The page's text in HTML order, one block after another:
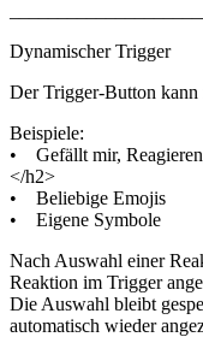
Dynamischer Trigger
Der Trigger-Button
Beispiele:
• Gefällt mir,
</h2>
• Beliebige Emojis
• Eigene Symbole
Nach Auswahl einer
Reaktion im Trigger
Die Auswahl bleibt
automatisch wieder